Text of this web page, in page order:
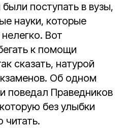
поступать в вузы,
науки, которые
Вот
к помощи
сказать, натурой
Об одном
поведал Праведников
без улыбки
читать.